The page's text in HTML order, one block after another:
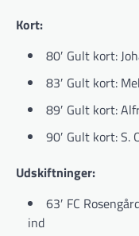
Kort:
80′ Gult kort:
83′ Gult kort:
89′ Gult kort:
90′ Gult kort: S.
Udskiftninger:
63′ FC
ind